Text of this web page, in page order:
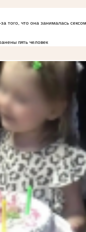
того, что она занималась
пять человек